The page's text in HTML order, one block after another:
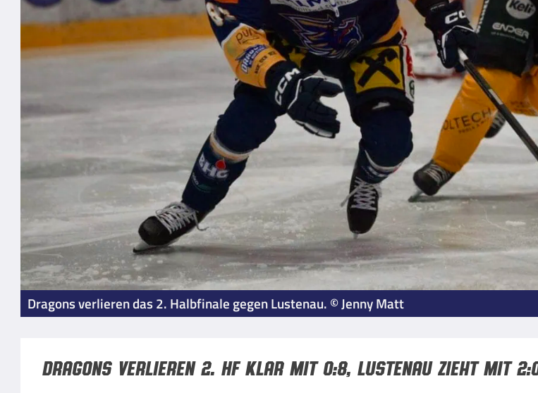
Dragons verlieren das 2. Halbfinale gegen Lustenau. © Jenny Matt
Dragons verlieren 2. HF klar mit 0:8, Lustenau zieht mit 2:0